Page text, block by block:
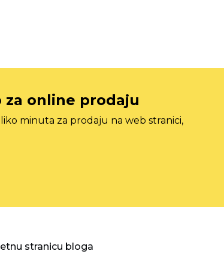
za online prodaju
minuta za prodaju na web stranici,
stranicu bloga